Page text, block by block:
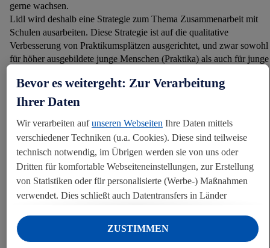
gerne wachsen.
Lidl wird deshalb eine Strategie zum Thema Zusammenarbeit mit
Schulen ausarbeiten. Diese Strategie ist auf die qualitative
Verbesserung von Praktikumsplätzen ausgerichtet, und zwar sowohl
für höher ausgebildete junge Menschen (Praktika) als auch für junge
Lernen).
UNSER ZIEL
Lidl zielt darauf ab, die Anzahl der Personen, die ein Praktikum und
/oder eine Kompetenzorientiert Lehrplan absolvieren, jährlich um
10% zu erhöhen.
Bevor es weitergeht: Zur Verarbeitung
Ihrer Daten
Wir verarbeiten aufunseren Webseiten Ihre Daten mittels
verschiedener Techniken (u.a. Cookies). Diese sind teilweise
technisch notwendig, im Übrigen werden sie von uns oder
Dritten für komfortable Webseiteneinstellungen, zur Erstellung
von Statistiken oder für personalisierte (Werbe-) Maßnahmen
verwendet. Dies schließt auch Datentransfers in Länder
Unter „Ablehnen“ können Sie nur den Einsatz notwendiger
Techniken zulassen. Unter „Anpassen“ können sie einzelne
ZUSTIMMEN